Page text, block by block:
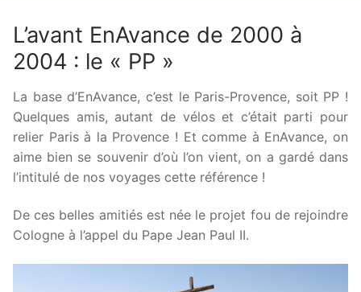
Accueil
Concept
Cet été
Le Mont Saint Michel
Archives
Récit/Débrief
Staff
L’avant EnAvance de 2000 à
2004 : le « PP »
La base d’EnAvance, c’est le Paris-Provence, soit PP !
Quelques amis, autant de vélos et c’était parti pour
relier Paris à la Provence ! Et comme à EnAvance, on
aime bien se souvenir d’où l’on vient, on a gardé dans
l’intitulé de nos voyages cette référence !
De ces belles amitiés est née le projet fou de rejoindre
Cologne à l’appel du Pape Jean Paul II.